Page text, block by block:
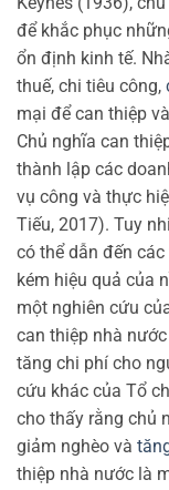
để khắc phục
ổn định kinh tế.
thuế, chi tiêu công,
mại để can thiệp
Chủ nghĩa can
thành lập các
vụ công và thực
Tiếu, 2017). Tuy
có thể dẫn đến
kém hiệu quả của
một nghiên cứu
can thiệp nhà
tăng chi phí cho
cứu khác của Tổ
cho thấy rằng chủ
giảm nghèo và
thiệp nhà nước là